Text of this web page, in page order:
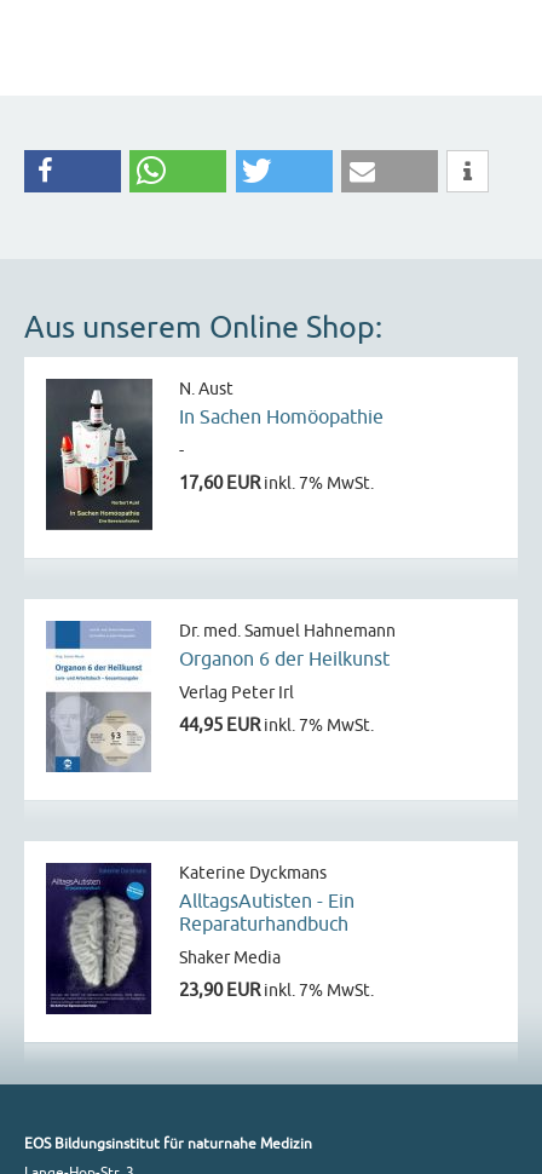
Aus unserem Online Shop:
N. Aust
In Sachen Homöopathie
-
17,60 EURinkl. 7% MwSt.
Dr. med. Samuel Hahnemann
Organon 6 der Heilkunst
Verlag Peter Irl
44,95 EURinkl. 7% MwSt.
Katerine Dyckmans
AlltagsAutisten - Ein
Reparaturhandbuch
Shaker Media
23,90 EURinkl. 7% MwSt.
EOS Bildungsinstitut für naturnahe Medizin